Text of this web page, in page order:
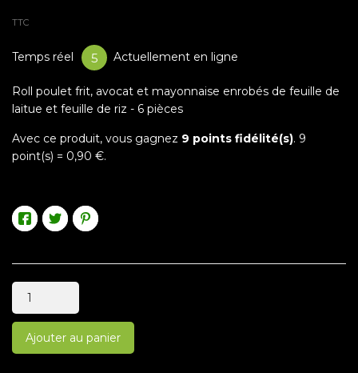
TTC
Temps réel 12 Actuellement en ligne
Roll poulet frit, avocat et mayonnaise enrobés de feuille de
laitue et feuille de riz - 6 pièces
Avec ce produit, vous gagnez 9 points fidélité(s). 9
point(s) = 0,90 €.
Ajouter au panier